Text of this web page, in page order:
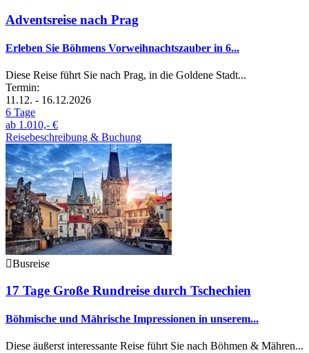
Adventsreise nach Prag
Erleben Sie Böhmens Vorweihnachtszauber in 6...
Diese Reise führt Sie nach Prag, in die Goldene Stadt...
Termin:
11.12. - 16.12.2026
6 Tage
ab 1.010,- €
Reisebeschreibung & Buchung
Busreise
17 Tage Große Rundreise durch Tschechien
Böhmische und Mährische Impressionen in unserem...
Diese äußerst interessante Reise führt Sie nach Böhmen & Mähren...